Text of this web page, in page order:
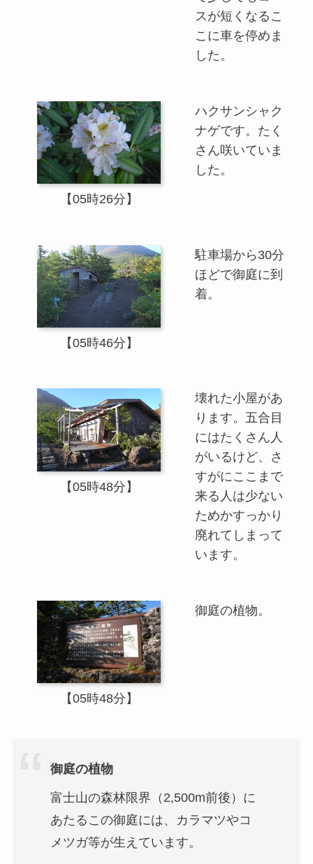
スが短くなるこ
こに車を停めま
した。
【05時26分】
ハクサンシャク
ナゲです。たく
さん咲いていま
した。
【05時46分】
駐車場から30分
ほどで御庭に到
着。
【05時48分】
壊れた小屋があ
ります。五合目
にはたくさん人
がいるけど、さ
すがにここまで
来る人は少ない
ためかすっかり
廃れてしまって
います。
【05時48分】
御庭の植物。
御庭の植物
富士山の森林限界（2,500m前後）に
あたるこの御庭には、カラマツやコ
メツガ等が生えています。